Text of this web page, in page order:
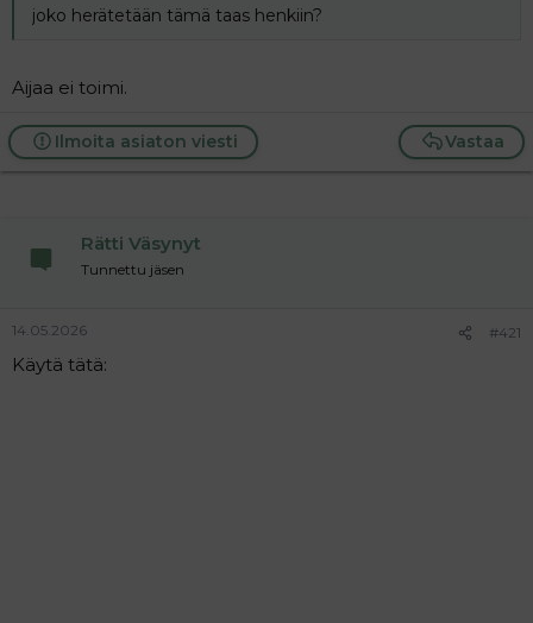
joko herätetään tämä taas henkiin?
Aijaa ei toimi.
Vastaa
Ilmoita asiaton viesti
Rätti Väsynyt
Tunnettu jäsen
14.05.2026 #421
Käytä tätä: